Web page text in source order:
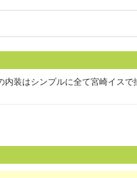
装はシンプルに全て宮崎イスで